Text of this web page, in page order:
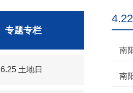
专题专栏
6.25 土地日
南
南